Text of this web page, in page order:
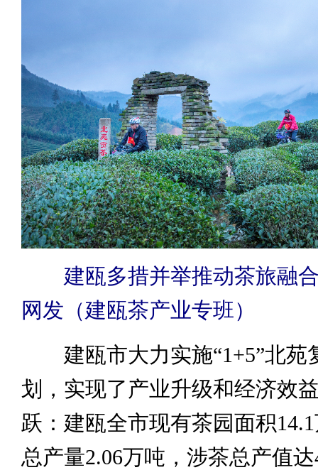
建瓯多措并举推动茶旅融
网发（建瓯茶产业专班）
建瓯市大力实施“1+5”北苑
划，实现了产业升级和经济效
跃：建瓯全市现有茶园面积
总产量2.06万吨，涉茶总产值